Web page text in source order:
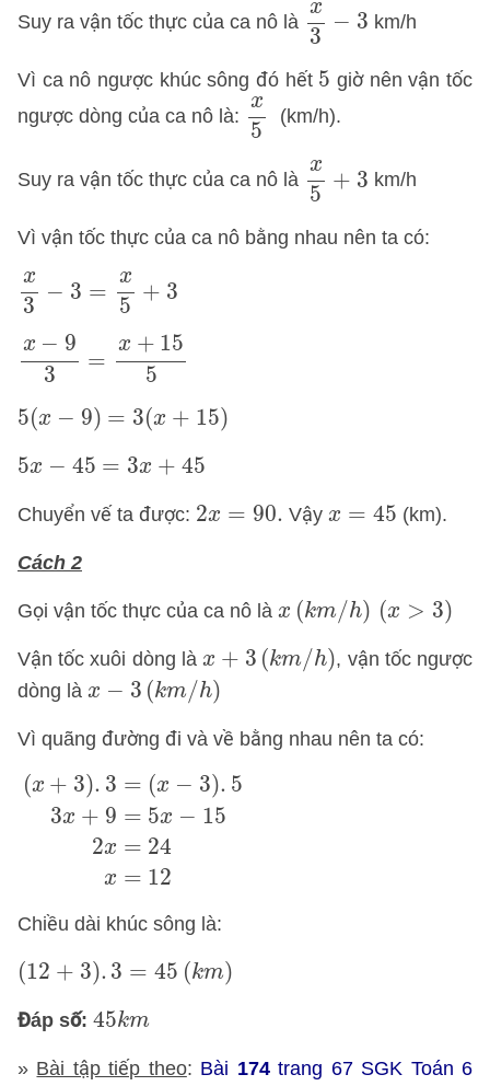
Suy ra vận tốc thực của ca nô là
x
3
− 3 km/h
Vì ca nô ngược khúc sông đó hết 5
5 giờ nên vận tốc
ngược dòng của ca nô là:
x
5
x5
(km/h).
Suy ra vận tốc thực của ca nô là
x
5
+ 3
x5
km/h
Vì vận tốc thực của ca nô bằng nhau nên ta có:
x
3
− 3 =
x
5
+ 3
x3 3
x − 9
3
=
x + 15
5
x− 3= 15 5
5(x − 9) = 3(x + 15)
5(x )=3 +15
5x − 45 = 3x + 45
5x 45 = 3x +45
Chuyển vế ta được: 2x = 90.
2x =90. Vậy x = 45
x=45 (km).
Cách 2
Gọi vận tốc thực của ca nô là x (km/h) (x > 3)
x km/ h)(x >3 )
Vận tốc xuôi dòng làx + 3 (km/h)
x 3 (k m/h
, vận tốc ngược
dòng là x − 3 (km/h)
(k m
Vì quãng đường đi và về bằng nhau nên ta có:
(x + 3). 3 = (x − 3). 5
3x + 9 = 5x − 15
2x = 24
x = 12
x 3 .3= (x ) x+9 =
Chiều dài khúc sông là:
(12 + 3). 3 = 45 (km)
(12 3 ).3 =45 k m )
Đáp số: 45km
45km
» Bài tập tiếp theo: Bài 174trang 67 SGK Toán 6